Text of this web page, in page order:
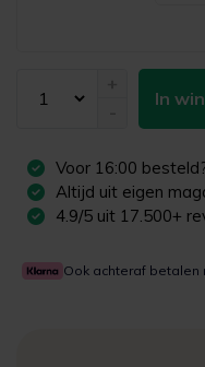
In
Voor 16:00
Altijd uit eigen
4.9/5 uit 17.500+
Ook achteraf betalen